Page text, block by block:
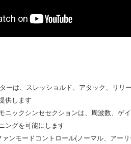
ーは、スレッショルド、アタック、リリ
供します
ニックシンセセクションは、周波数、ゲ
ングを可能にします
ンモードコントロール(ノーマル、アー